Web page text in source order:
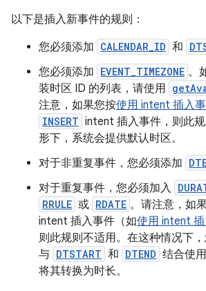
以下是插入新事件的规则：
您必须添加 CALENDAR_ID 和
您必须添加 EVENT_TIMEZONE 。
装时区 ID 的列表，请使用
注意，如果您按使用 intent 插入
INSERT intent 插入事件，则此
形下，系统会提供默认时区。
对于非重复事件，您必须添加
对于重复事件，您必须加入
RRULE 或 RDATE 。请注意，如
intent 插入事件（如使用 intent
则此规则不适用。在这种情况下
与 DTSTART 和 DTEND 结合使
将其转换为时长。